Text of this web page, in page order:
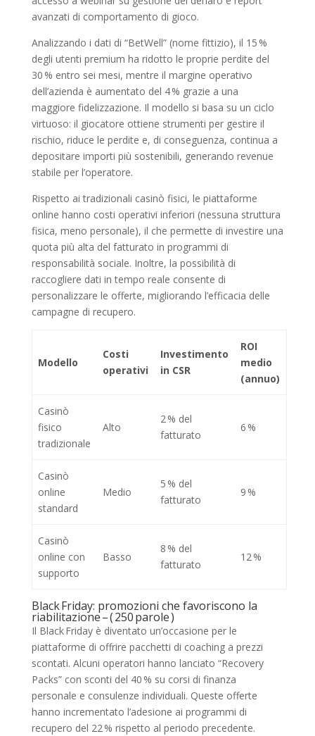
avanzati di comportamento di gioco.
Analizzando i dati di “BetWell” (nome fittizio), il 15 %
degli utenti premium ha ridotto le proprie perdite del
30 % entro sei mesi, mentre il margine operativo
dell’azienda è aumentato del 4 % grazie a una
maggiore fidelizzazione. Il modello si basa su un ciclo
virtuoso: il giocatore ottiene strumenti per gestire il
rischio, riduce le perdite e, di conseguenza, continua a
depositare importi più sostenibili, generando revenue
stabile per l’operatore.
Rispetto ai tradizionali casinò fisici, le piattaforme
online hanno costi operativi inferiori (nessuna struttura
fisica, meno personale), il che permette di investire una
quota più alta del fatturato in programmi di
responsabilità sociale. Inoltre, la possibilità di
raccogliere dati in tempo reale consente di
personalizzare le offerte, migliorando l’efficacia delle
campagne di recupero.
Modello
Costi
operativi
Investimento
in CSR
ROI
medio
(annuo)
Casinò
fisico
tradizionale
Alto
2 % del
fatturato
6 %
Casinò
online
standard
Medio
5 % del
fatturato
9 %
Casinò
online con
supporto
Basso
8 % del
fatturato
12 %
Black Friday: promozioni che favoriscono la
riabilitazione – ( 250 parole )
Il Black Friday è diventato un’occasione per le
piattaforme di offrire pacchetti di coaching a prezzi
scontati. Alcuni operatori hanno lanciato “Recovery
Packs” con sconti del 40 % su corsi di finanza
personale e consulenze individuali. Queste offerte
hanno incrementato l’adesione ai programmi di
recupero del 22 % rispetto al periodo precedente.